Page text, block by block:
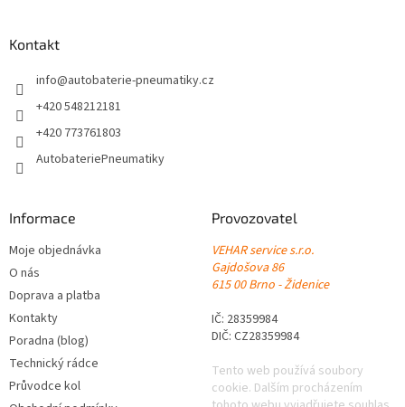
Kontakt
info@autobaterie-pneumatiky.cz
+420 548212181
+420 773761803
AutobateriePneumatiky
Informace
Moje objednávka
O nás
Doprava a platba
Kontakty
Poradna (blog)
Technický rádce
Průvodce kol
Provozovatel
VEHAR service s.r.o.
Gajdošova 86
615 00 Brno - Židenice
IČ: 28359984
DIČ: CZ28359984
Tento web používá soubory
cookie. Dalším procházením